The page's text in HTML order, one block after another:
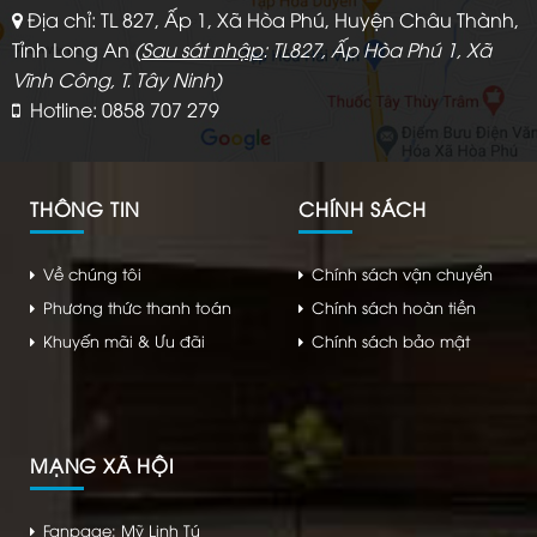
Địa chỉ: TL 827, Ấp 1, Xã Hòa Phú, Huyện Châu Thành,
Tỉnh Long An (Sau sát nhập: TL827, Ấp Hòa Phú 1, Xã
Vĩnh Công, T. Tây Ninh)
Hotline: 0858 707 279
THÔNG TIN
Về chúng tôi
Phương thức thanh toán
Khuyến mãi & Ưu đãi
CHÍNH SÁCH
Chính sách vận chuyển
Chính sách hoàn tiền
Chính sách bảo mật
MẠNG XÃ HỘI
Fanpage: Mỹ Linh Tú